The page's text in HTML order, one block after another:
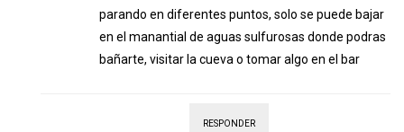
parando en diferentes puntos, solo se puede bajar
en el manantial de aguas sulfurosas donde podras
bañarte, visitar la cueva o tomar algo en el bar
RESPONDER